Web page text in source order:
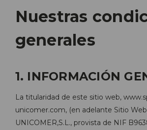
Nuestras
generales
1. INFORMACIÓN
La titularidad de este sitio web,
unicomer.com, (en adelante Sitio
UNICOMER,S.L., provista de NIF